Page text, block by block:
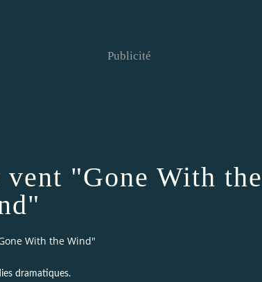
Publicité
"Gone With the
With the Wind"
dramatiques.